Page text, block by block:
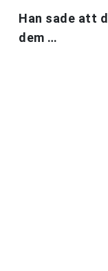
Han sade att
dem …